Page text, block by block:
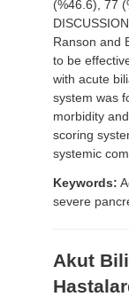
(%46.6), 77
Ranson and
to be
with acute
system was
morbidity
scoring
systemic
Keywords:
severe
Akut